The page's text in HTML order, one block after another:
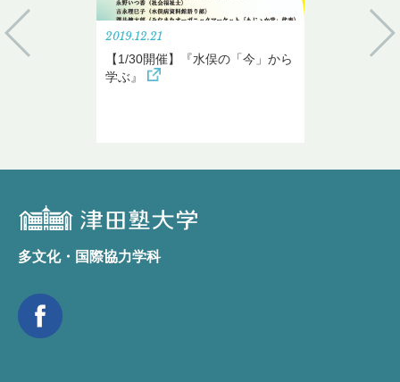
2019.12.21
【1/30開催】『水俣の「今」から
学ぶ』
多文化・国際協力学科